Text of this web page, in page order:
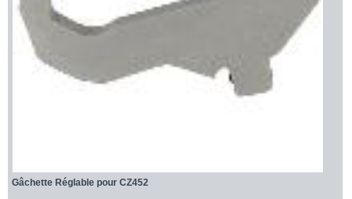
Gâchette Réglable pour CZ452